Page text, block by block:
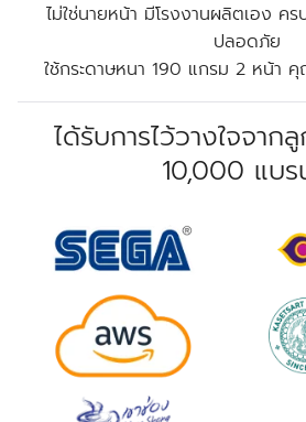
ไม่ใช่นายหน้า มีโรงงานผลิตเอง คร
ปลอดภัย
ใช้กระดาษหนา 190 แกรม 2 หน้า
ได้รับการไว้วางใจจาก
10,000 แบ